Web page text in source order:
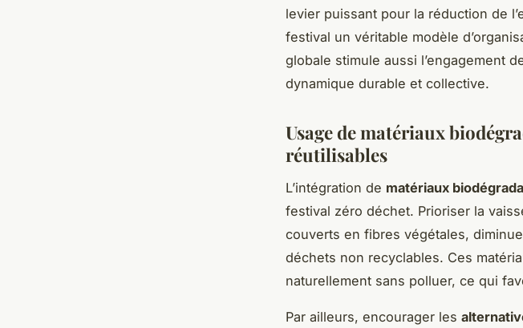
levier puissant pour la réduction de
festival un véritable modèle
globale stimule aussi l’engagement
dynamique durable et collective.
Usage de matériaux
réutilisables
L’intégration de matériaux
festival zéro déchet. Prioriser la
couverts en fibres végétales,
déchets non recyclables. Ces
naturellement sans polluer, ce qui
Par ailleurs, encourager les